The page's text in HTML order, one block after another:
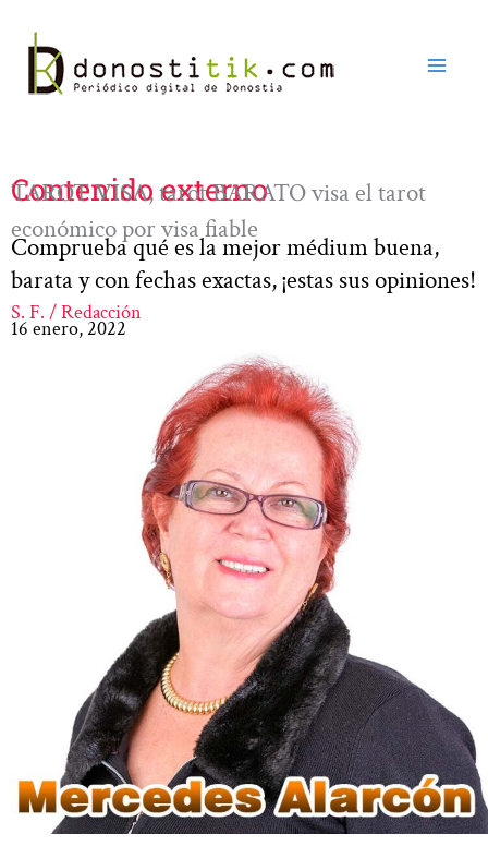
contenido
Contenido externo
TAROT VISA, tarot BARATO visa el tarot
económico por visa fiable
Comprueba qué es la mejor médium buena,
barata y con fechas exactas, ¡estas sus opiniones!
S. F. / Redacción
16 enero, 2022